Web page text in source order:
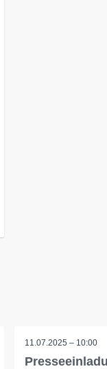
11.07.2025 – 10:00